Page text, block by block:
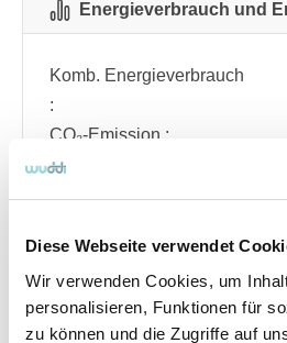
Diese Webseite verwendet
Wir verwenden Cookies, um
personalisieren, Funktionen für
zu können und die Zugriffe auf
Energieverbrauch und
Komb. Energieverbrauch
:
CO₂-Emission :
CO₂-Klasse :
Angebotsnummer